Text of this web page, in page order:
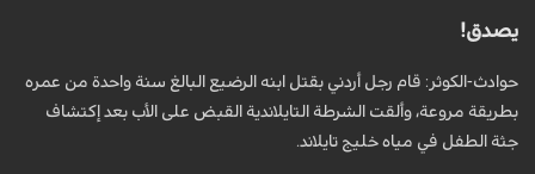
يصدق!
حوادث-الكوثر: قام رجل أردني بقتل ابنه الرضيع البالغ سنة واحدة من عمره
بطريقة مروعة، وألقت الشرطة التايلاندية القبض على الأب بعد إكتشاف
جثة الطفل في مياه خليج تايلاند.